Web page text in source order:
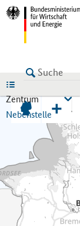
Zentrum
Nebenstelle+